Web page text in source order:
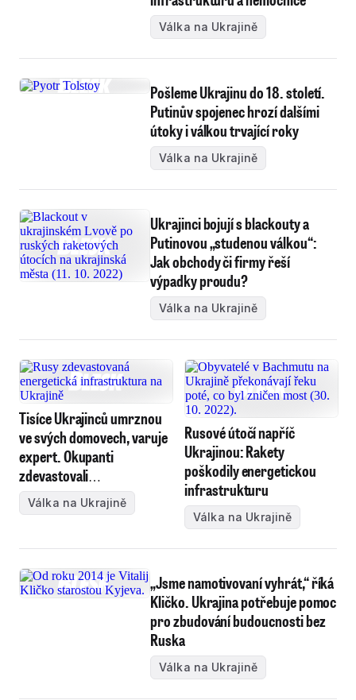
Válka na Ukrajině
Pošleme Ukrajinu do 18. století.
Putinův spojenec hrozí dalšími
útoky i válkou trvající roky
Válka na Ukrajině
Ukrajinci bojují s blackouty a
Putinovou „studenou válkou“:
Jak obchody či firmy řeší
výpadky proudu?
Válka na Ukrajině
Tisíce Ukrajinců umrznou
ve svých domovech, varuje
expert. Okupanti
zdevastovali
infrastrukturu
Válka na Ukrajině
Rusové útočí napříč
Ukrajinou: Rakety
poškodily energetickou
infrastrukturu
Válka na Ukrajině
„Jsme namotivovaní vyhrát,“ říká
Kličko. Ukrajina potřebuje pomoc
pro zbudování budoucnosti bez
Ruska
Válka na Ukrajině